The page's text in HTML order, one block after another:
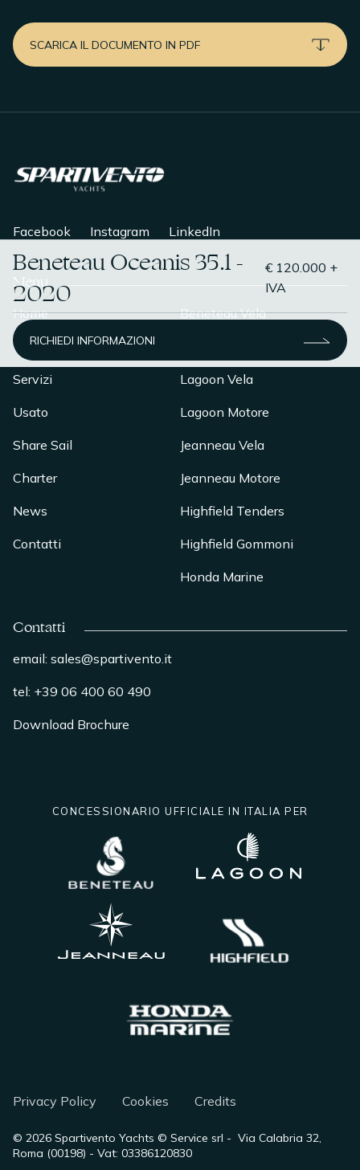
SCARICA IL DOCUMENTO IN PDF
Beneteau Oceanis 35.1 -
2020
€ 120.000 +
IVA
RICHIEDI INFORMAZIONI
Facebook Instagram LinkedIn
Menu
Home
Chi Siamo
Servizi
Usato
Share Sail
Charter
News
Contatti
Beneteau Vela
Lagoon Vela
Lagoon Motore
Jeanneau Vela
Jeanneau Motore
Highfield Tenders
Highfield Gommoni
Honda Marine
Contatti
email: sales@spartivento.it
tel: +39 06 400 60 490
Download Brochure
CONCESSIONARIO UFFICIALE IN ITALIA PER
© 2026 Spartivento Yachts © Service srl - Via Calabria 32,
Roma (00198) - Vat: 03386120830
Privacy Policy Cookies Credits